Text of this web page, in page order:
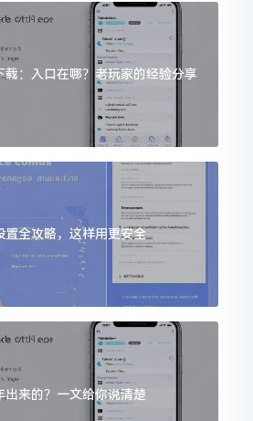
：入口在哪？老玩家的经验分享
全攻略，这样用更安全
来的？一文给你说清楚